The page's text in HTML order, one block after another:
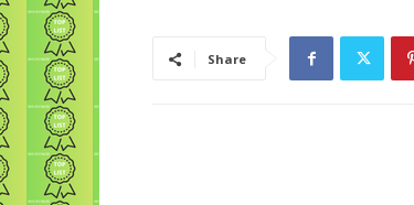
Share